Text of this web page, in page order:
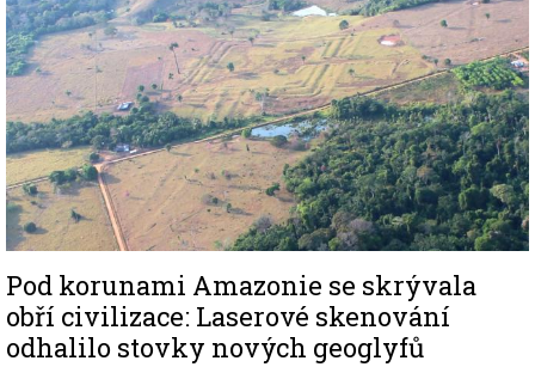
Pod korunami Amazonie se skrývala
obří civilizace: Laserové skenování
odhalilo stovky nových geoglyfů